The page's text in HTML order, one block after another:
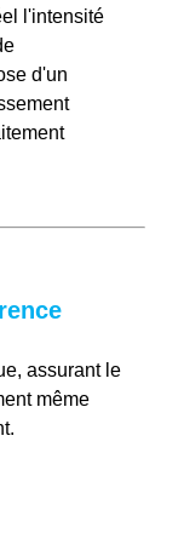
l'intensité
d'un
assurant le
même